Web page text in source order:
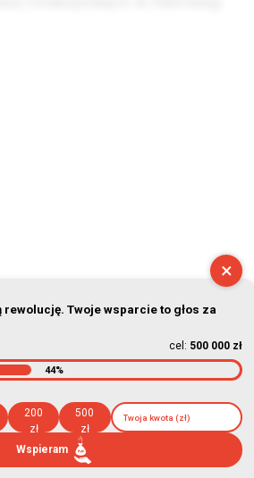
×
Twoje wsparcie to głos za
cel: 500 000 zł
44%
200
zł
500
zł
Wspieram